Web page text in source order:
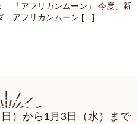
「アフリカンムーン」 今度、新
アフリカンムーン […]
）から1月3日（水）まで